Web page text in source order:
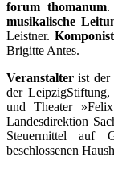
forum thomanum.
musikalische
Leistner. Komponist
Brigitte Antes.
Veranstalter ist der
der
und Theater
Landesdirektion
Steuermittel auf
beschlossenen